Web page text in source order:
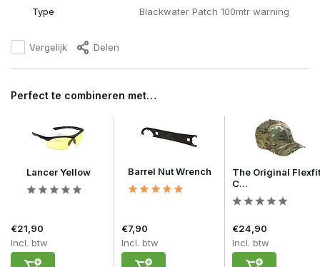
Type Blackwater Patch 100mtr warning
Vergelijk Delen
Perfect te combineren met…
Lancer Yellow
€21,90
Incl. btw
Barrel Nut Wrench
€7,90
Incl. btw
The Original Flexfit
C...
€24,90
Incl. btw